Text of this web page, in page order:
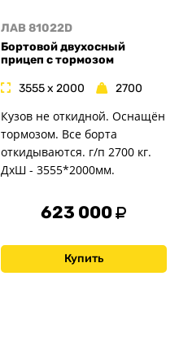
ЛАВ 81022D
Бортовой двухосный
прицеп с тормозом
3555 x 2000 2700
Кузов не откидной. Оснащён
тормозом. Все борта
откидываются. г/п 2700 кг.
ДxШ - 3555*2000мм.
623 000
Купить